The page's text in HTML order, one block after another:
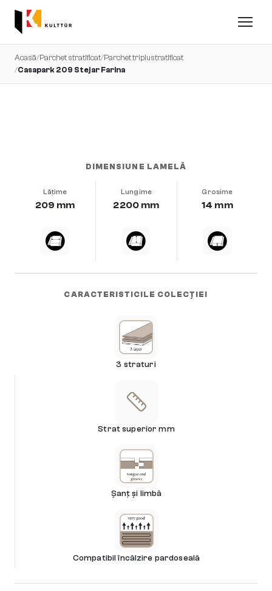
Acasă/Parchet stratificat/Parchet triplustratificat
/Casapark 209 Stejar Farina
DIMENSIUNE LAMELĂ
Lățime
209 mm
Lungime
2200 mm
Grosime
14 mm
CARACTERISTICILE COLECȚIEI
3 straturi
Strat superior mm
Șanț și limbă
Compatibil încălzire pardoseală